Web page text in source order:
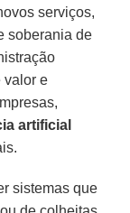
serviços,
soberania de
valor e
artificial
sistemas que